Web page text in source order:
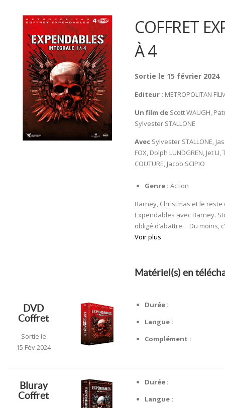
COFFRET
À 4
Sortie le 15 février 2024
Editeur : METROPOLITAN
Un film deScott WAUGH,
Sylvester STALLONE
AvecSylvester STALLONE,
FOX, Dolph LUNDGREN, Jet
COUTURE, Jacob SCIPIO
Genre : Action
Barney, Christmas et le
Expendables avec Barney.
obligé d’abattre… Du moins,
Voir plus
Matériel(s) en
DVD
Coffret
Sortie le
15 Fév 2024
Durée :
Langue :
Complément :
Bluray
Coffret
Durée :
Langue :